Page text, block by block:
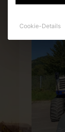
Cookie-Details